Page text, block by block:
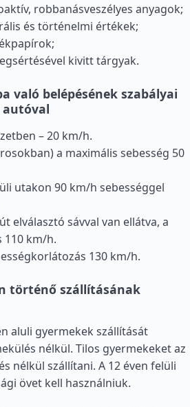
robbanásveszélyes anyagok;
és történelmi értékek;
kivitt tárgyak.
való belépésének szabályai
– 20 km/h.
a maximális sebesség 50
utakon 90 km/h sebességgel
elválasztó sávval van ellátva, a
110 km/h.
130 km/h.
történő szállításának
aluli gyermekek szállítását
nélkül. Tilos gyermekeket az
nélkül szállítani. A 12 éven felüli
övet kell használniuk.